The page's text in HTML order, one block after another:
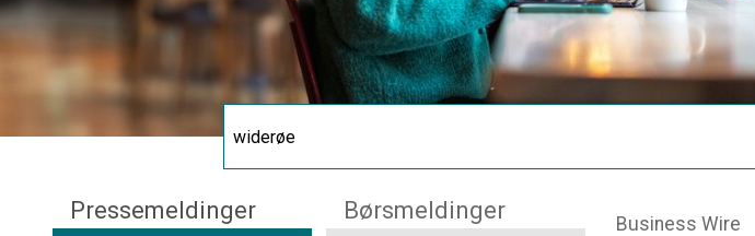
Pressemeldinger Børsmeldinger Business Wire